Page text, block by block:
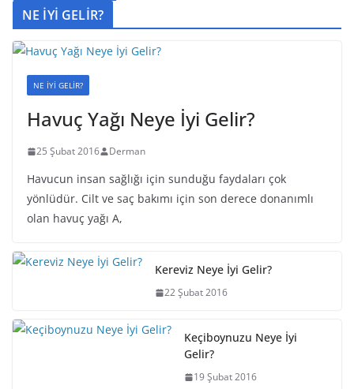
NE İYİ GELİR?
NE İYİ GELİR?
Havuç Yağı Neye İyi Gelir?
25 Şubat 2016 Derman
Havucun insan sağlığı için sunduğu faydaları çok
yönlüdür. Cilt ve saç bakımı için son derece donanımlı
olan havuç yağı A,
Kereviz Neye İyi Gelir?
22 Şubat 2016
Keçiboynuzu Neye İyi
Gelir?
19 Şubat 2016